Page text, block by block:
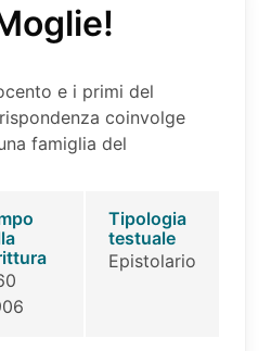
e i primi del
coinvolge
famiglia del
Tipologia
testuale
Epistolario